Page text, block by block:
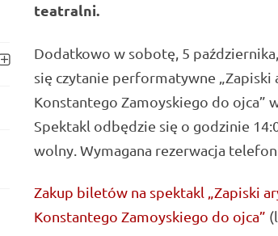
teatralni.
Dodatkowo w sobotę, 5
się czytanie performatywne
Konstantego Zamoyskiego do ojca”
Spektakl odbędzie się o godzinie
wolny. Wymagana rezerwacja
Zakup biletów na spektakl „Zapiski
Konstantego Zamoyskiego do ojca”